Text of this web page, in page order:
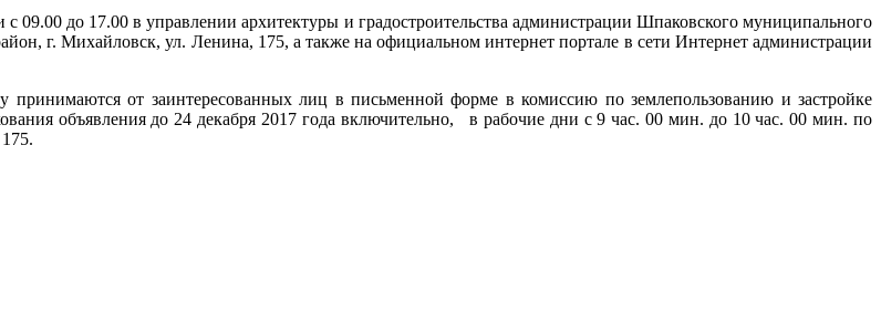
до 17.00 в управлении архитектуры и градостроительства администрации Шпаковского муниципального
г. Михайловск, ул. Ленина, 175, а также на официальном интернет портале в сети Интернет администрации
от заинтересованных лиц в письменной форме в комиссию по землепользованию и застройке
объявления до 24 декабря 2017 года включительно, в рабочие дни с 9 час. 00 мин. до 10 час. 00 мин. по